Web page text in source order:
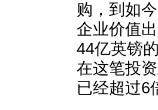
购，到如
企业价值
44亿英镑
在这笔投
已经超过6